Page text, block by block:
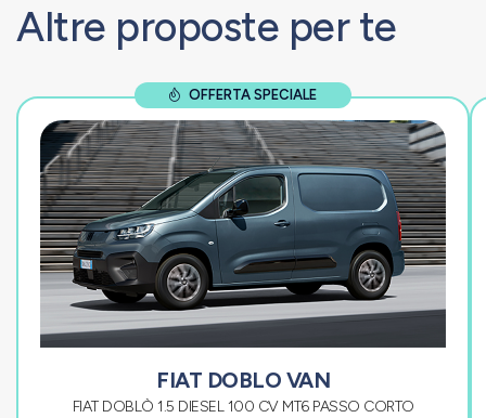
Altre proposte per te
OFFERTA SPECIALE
FIAT DOBLO VAN
FIAT DOBLÒ 1.5 DIESEL 100 CV MT6 PASSO CORTO